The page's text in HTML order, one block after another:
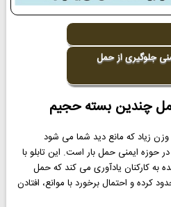
جلوگیری از حمل
چندین بسته حجیم
زیاد که مانع دید شما می شود
حوزه ایمنی حمل بار است. این تابلو با
به کارکنان یادآوری می کند که حمل
کرده و احتمال برخورد با موانع، افتادن